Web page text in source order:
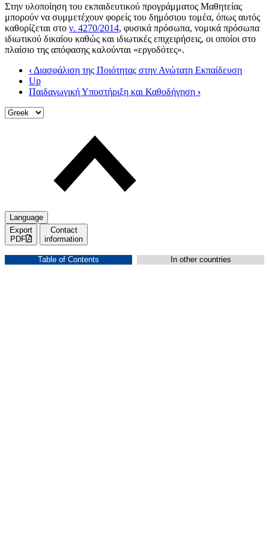
Στην υλοποίηση του εκπαιδευτικού προγράμματος Μαθητείας
μπορούν να συμμετέχουν φορείς του δημόσιου τομέα, όπως αυτός
καθορίζεται στο ν. 4270/2014, φυσικά πρόσωπα, νομικά πρόσωπα
ιδιωτικού δικαίου καθώς και ιδιωτικές επιχειρήσεις, οι οποίοι στο
πλαίσιο της απόφασης καλούνται «εργοδότες».
‹ Διασφάλιση της Ποιότητας στην Ανώτατη Εκπαίδευση
Up
Παιδαγωγική Υποστήριξη και Καθοδήγηση ›
Language
Export
PDF
Contact
information
Table of Contents In other countries